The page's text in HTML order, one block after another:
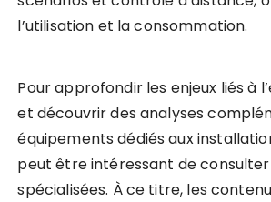
l’utilisation et la consommation.
Pour approfondir les enjeux liés à
et découvrir des analyses
équipements dédiés aux
peut être intéressant de
spécialisées. À ce titre, les